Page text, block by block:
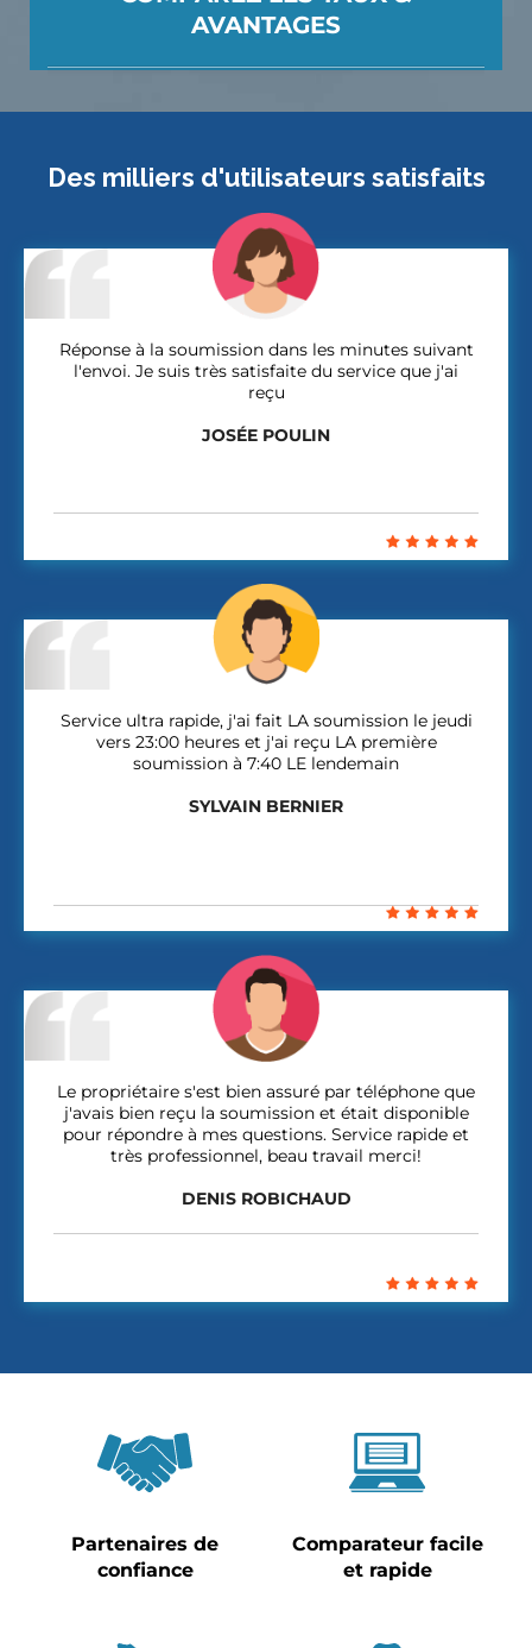
AVANTAGES
Des milliers d'utilisateurs satisfaits
Réponse à la soumission dans les minutes suivant
l'envoi. Je suis très satisfaite du service que j'ai
reçu
JOSÉE POULIN
Service ultra rapide, j'ai fait LA soumission le jeudi
vers 23:00 heures et j'ai reçu LA première
soumission à 7:40 LE lendemain
SYLVAIN BERNIER
Le propriétaire s'est bien assuré par téléphone que
j'avais bien reçu la soumission et était disponible
pour répondre à mes questions. Service rapide et
très professionnel, beau travail merci!
DENIS ROBICHAUD
Partenaires de
confiance
Comparateur facile
et rapide